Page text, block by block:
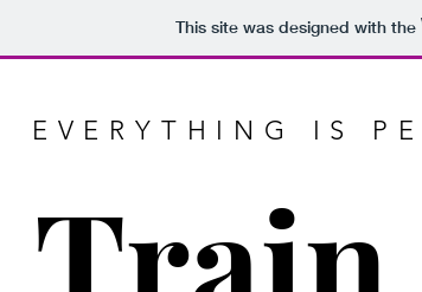
This site was designed with the
EVERYTHING IS